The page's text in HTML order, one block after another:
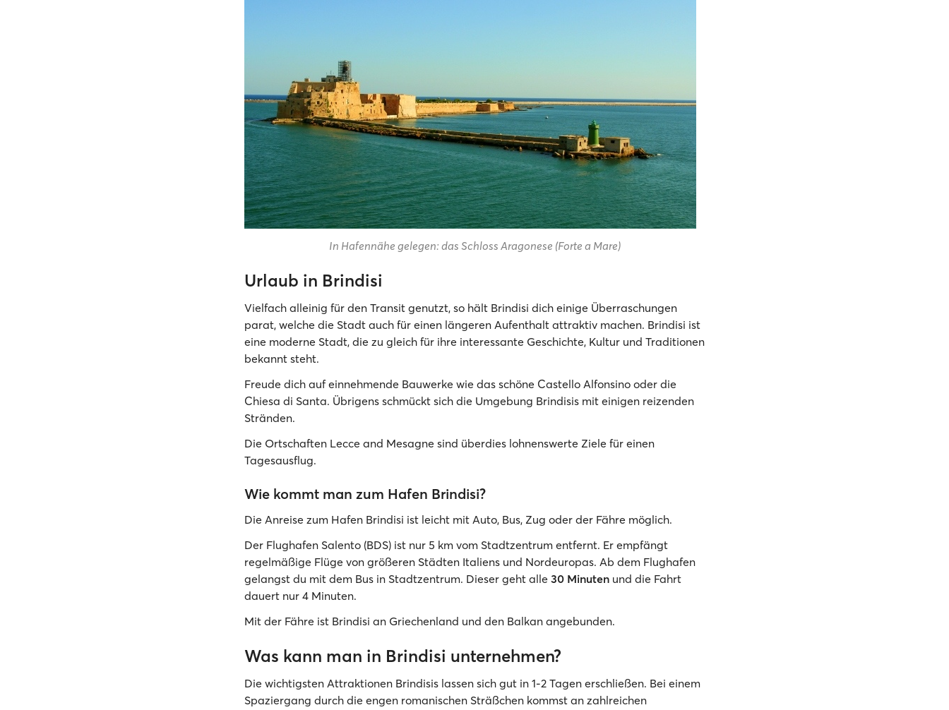
In Hafennähe gelegen: das Schloss Aragonese (Forte a Mare)
Urlaub in Brindisi
Vielfach alleinig für den Transit genutzt, so hält Brindisi dich einige Überraschungen
parat, welche die Stadt auch für einen längeren Aufenthalt attraktiv machen. Brindisi ist
eine moderne Stadt, die zu gleich für ihre interessante Geschichte, Kultur und Traditionen
bekannt steht.
Freude dich auf einnehmende Bauwerke wie das schöne Castello Alfonsino oder die
Chiesa di Santa. Übrigens schmückt sich die Umgebung Brindisis mit einigen reizenden
Stränden.
Die Ortschaften Lecce and Mesagne sind überdies lohnenswerte Ziele für einen
Tagesausflug.
Wie kommt man zum Hafen Brindisi?
Die Anreise zum Hafen Brindisi ist leicht mit Auto, Bus, Zug oder der Fähre möglich.
Der Flughafen Salento (BDS) ist nur 5 km vom Stadtzentrum entfernt. Er empfängt
regelmäßige Flüge von größeren Städten Italiens und Nordeuropas. Ab dem Flughafen
gelangst du mit dem Bus in Stadtzentrum. Dieser geht alle 30 Minuten und die Fahrt
dauert nur 4 Minuten.
Mit der Fähre ist Brindisi an Griechenland und den Balkan angebunden.
Was kann man in Brindisi unternehmen?
Die wichtigsten Attraktionen Brindisis lassen sich gut in 1-2 Tagen erschließen. Bei einem
Spaziergang durch die engen romanischen Sträßchen kommst an zahlreichen